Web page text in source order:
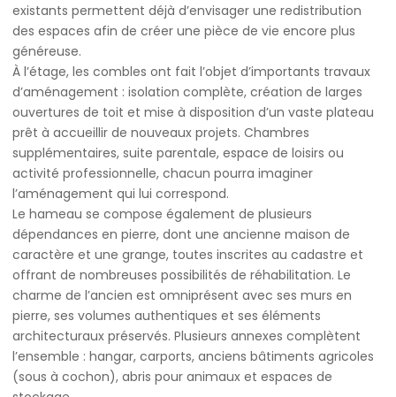
existants permettent déjà d’envisager une redistribution
des espaces afin de créer une pièce de vie encore plus
généreuse.
À l’étage, les combles ont fait l’objet d’importants travaux
d’aménagement : isolation complète, création de larges
ouvertures de toit et mise à disposition d’un vaste plateau
prêt à accueillir de nouveaux projets. Chambres
supplémentaires, suite parentale, espace de loisirs ou
activité professionnelle, chacun pourra imaginer
l’aménagement qui lui correspond.
Le hameau se compose également de plusieurs
dépendances en pierre, dont une ancienne maison de
caractère et une grange, toutes inscrites au cadastre et
offrant de nombreuses possibilités de réhabilitation. Le
charme de l’ancien est omniprésent avec ses murs en
pierre, ses volumes authentiques et ses éléments
architecturaux préservés. Plusieurs annexes complètent
l’ensemble : hangar, carports, anciens bâtiments agricoles
(sous à cochon), abris pour animaux et espaces de